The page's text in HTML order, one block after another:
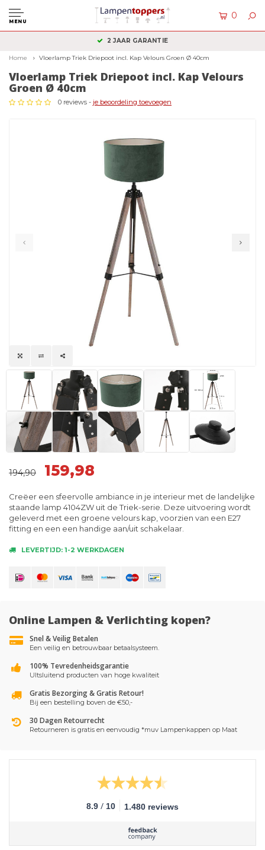
MENU
0
Home Vloerlamp Triek Driepoot incl. Kap Velours Groen Ø 40cm
Vloerlamp Triek Driepoot incl. Kap Velours
Groen Ø 40cm
0 reviews - je beoordeling toevoegen
194,90 159,98
Creëer een sfeervolle ambiance in je interieur met de landelijke
staande lamp 4104ZW uit de Triek-serie. Deze uitvoering wordt
geleverd met een groene velours kap, voorzien van een E27
fitting en een een handige aan/uit schakelaar.
LEVERTIJD: 1-2 WERKDAGEN
Online Lampen & Verlichting kopen?
Snel & Veilig Betalen
Een veilig en betrouwbaar betaalsysteem.
100% Tevredenheidsgarantie
UItsluitend producten van hoge kwaliteit
Gratis Bezorging & Gratis Retour!
Bij een bestelling boven de €50,-
30 Dagen Retourrecht
Retourneren is gratis en eenvoudig *muv Lampenkappen op Maat
8.9 / 10 1.480 reviews